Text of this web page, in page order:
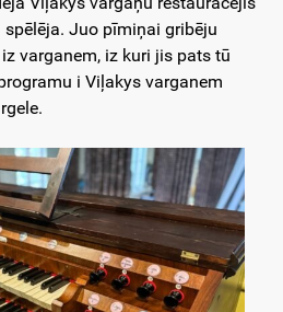
Juo pīmiņai gribēju
varganem, iz kuri jis pats tū
i Viļakys varganem